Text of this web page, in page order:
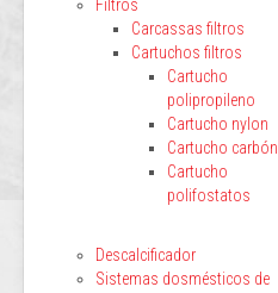
Filtros
Carcassas filtros
Cartuchos filtros
Cartucho
polipropileno
Cartucho nylon
Cartucho carbón
Cartucho
polifostatos
Descalcificador
Sistemas dosmésticos de